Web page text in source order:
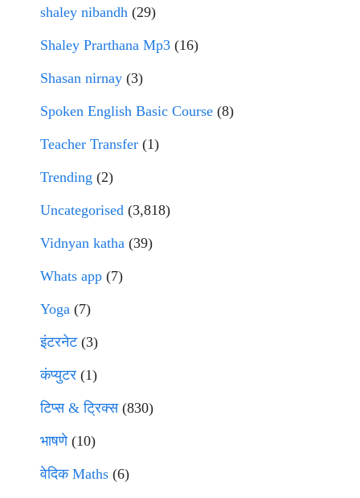
shaley nibandh (29)
Shaley Prarthana Mp3 (16)
Shasan nirnay (3)
Spoken English Basic Course (8)
Teacher Transfer (1)
Trending (2)
Uncategorised (3,818)
Vidnyan katha (39)
Whats app (7)
Yoga (7)
इंटरनेट(3)
कंप्युटर (1)
टिप्स & ट्रिक्स(830)
भाषणे(10)
वेदिक Maths (6)